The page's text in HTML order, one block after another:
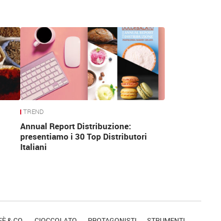
TREND
Annual Report Distribuzione:
presentiamo i 30 Top Distributori
Italiani